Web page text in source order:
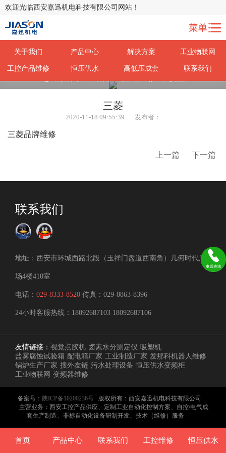
欢迎光临西安嘉迅机电科技有限公司网站！
关于我们 产品中心 解决方案 工业物联网
工控产品维修 恒压供水 高低压成套
联系我们
三菱
2020-11-18 09:55:39 发布者：
三菱品牌维修
上一篇 下一篇
联系我们
地址：西安市环城西路北段（玉祥门盘道西南角）几何时代广
场4楼410室
电话： 029-8333-8520 传真：029-8863-8396
24小时客服热线： 18092687103 18092687106
友情链接： 视觉点胶机 卤素水分测定仪 吸塑机
盐雾腐蚀试验箱 配电箱厂家 工业制造厂家 发那科机器人维修
锅炉生产厂家 搜外友链 污水处理设备 恒压供水变频柜
工业物联网 变频器维修
备案号： 陕ICP备10200236号版权所有：西安嘉迅机电科技有限公司
主营业务：西安工控产品供应、定制工业自动化控制方案、自控/电气成
套生产制造、非标自动化设备研制开发、技术（维修）服务
首页 产品中心 联系我们 工控维修 恒压供水